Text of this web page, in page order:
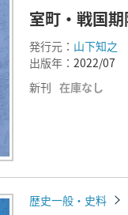
室町・戦国
発行元： 山下知之
出版年： 2022/07
新刊 在庫なし
歴史一般・史料